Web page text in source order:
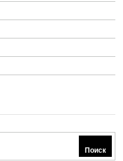
Поиск